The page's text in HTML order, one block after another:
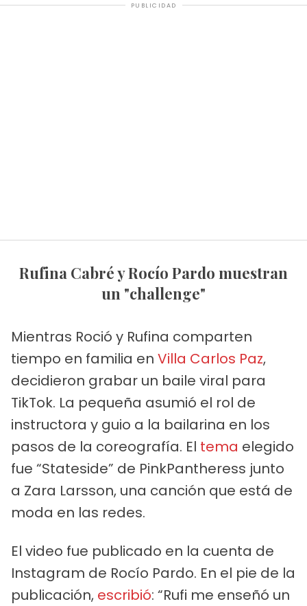
PUBLICIDAD
Rufina Cabré y Rocío Pardo muestran
un "challenge"
Mientras Roció y Rufina comparten
tiempo en familia en Villa Carlos Paz,
decidieron grabar un baile viral para
TikTok. La pequeña asumió el rol de
instructora y guio a la bailarina en los
pasos de la coreografía. El tema elegido
fue “Stateside” de PinkPantheress junto
a Zara Larsson, una canción que está de
moda en las redes.
El video fue publicado en la cuenta de
Instagram de Rocío Pardo. En el pie de la
publicación, escribió: “Rufi me enseñó un